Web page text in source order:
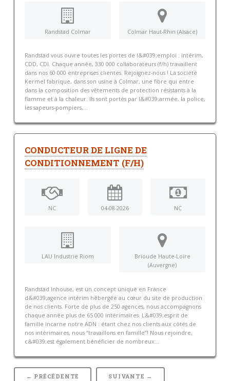
Randstad Colmar Colmar Haut-Rhin (Alsace)
Randstad vous ouvre toutes les portes de l&#039;emploi : intérim,
CDD, CDI. Chaque année, 330 000 collaborateurs (f/h) travaillent
dans nos 60 000 entreprises clientes. Rejoignez-nous ! La société
Kermel fabrique, dans son usine à Colmar, une fibre qui entre
dans la composition des vêtements de protection résistants à la
flamme et à la chaleur. Ils sont portés par l&#039;armée, la police,
les sapeurs-pompiers,...
CONDUCTEUR DE LIGNE DE
CONDITIONNEMENT (F/H)
NC 04-08-2026 NC
LAU Industrie Riom
Brioude Haute-Loire
(Auvergne)
Randstad Inhouse, est un concept unique en France
d&#039;agence intérim hébergée au cœur du site de production
de nos clients. Forte de plus de 250 agences, nous accompagnons
chaque année plus de 65 000 intérimaires. L&#039;esprit de
famille incarne notre ADN : étant chez nos clients aux côtés de
nos intérimaires, nous “travaillons en famille”! Nous rejoindre,
c&#039;est également bénéficier de nombreux...
← PRÉCÉDENTE SUIVANTE →